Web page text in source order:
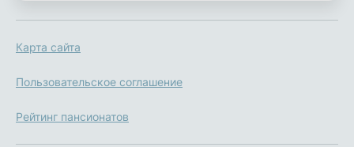
Карта сайта
Пользовательское соглашение
Рейтинг пансионатов